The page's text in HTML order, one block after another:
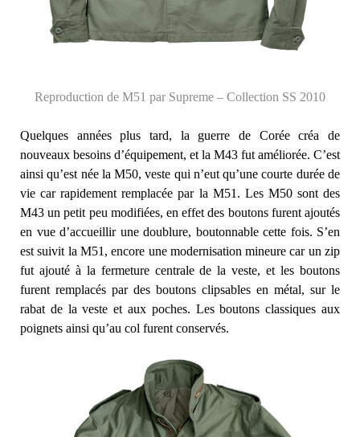
Reproduction de M51 par Supreme – Collection SS 2010
Quelques années plus tard, la guerre de Corée créa de
nouveaux besoins d’équipement, et la M43 fut améliorée. C’est
ainsi qu’est née la M50, veste qui n’eut qu’une courte durée de
vie car rapidement remplacée par la M51. Les M50 sont des
M43 un petit peu modifiées, en effet des boutons furent ajoutés
en vue d’accueillir une doublure, boutonnable cette fois. S’en
est suivit la M51, encore une modernisation mineure car un zip
fut ajouté à la fermeture centrale de la veste, et les boutons
furent remplacés par des boutons clipsables en métal, sur le
rabat de la veste et aux poches. Les boutons classiques aux
poignets ainsi qu’au col furent conservés.